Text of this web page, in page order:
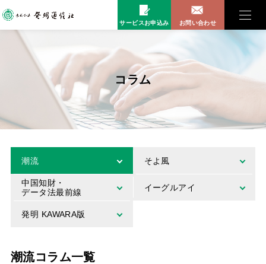
サービスお申込み お問い合わせ
コラム
潮流 そよ風
中国知財・
データ法最前線
イーグルアイ
発明 KAWARA版
潮流コラム一覧